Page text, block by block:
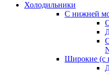
Холодильники
С нижней
Широкие (с